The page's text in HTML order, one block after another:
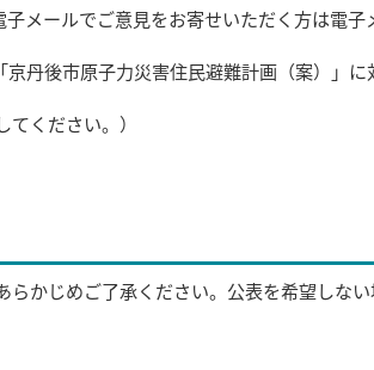
メールでご意見をお寄せいただく方は電子
丹後市原子力災害住民避難計画（案）」に
ください。）
かじめご了承ください。公表を希望しな